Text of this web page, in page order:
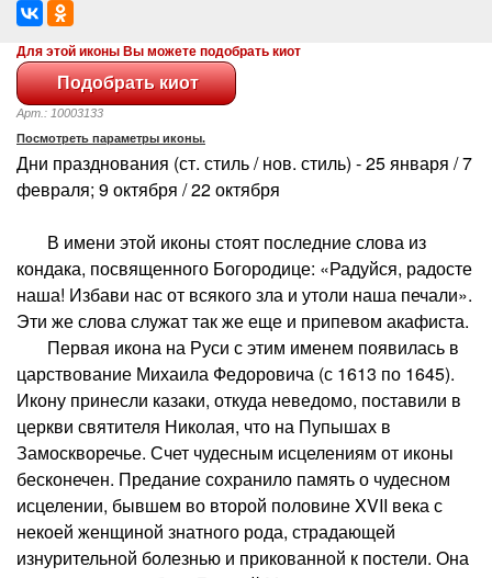
Для этой иконы Вы можете подобрать киот
Арт.: 10003133
Посмотреть параметры иконы.
Дни празднования (ст. стиль / нов. стиль) - 25 января / 7
февраля; 9 октября / 22 октября
В имени этой иконы стоят последние слова из
кондака, посвященного Богородице: «Радуйся, радосте
наша! Избави нас от всякого зла и утоли наша печали».
Эти же слова служат так же еще и припевом акафиста.
Первая икона на Руси с этим именем появилась в
царствование Михаила Федоровича (с 1613 по 1645).
Икону принесли казаки, откуда неведомо, поставили в
церкви святителя Николая, что на Пупышах в
Замоскворечье. Счет чудесным исцелениям от иконы
бесконечен. Предание сохранило память о чудесном
исцелении, бывшем во второй половине XVII века с
некоей женщиной знатного рода, страдающей
изнурительной болезнью и прикованной к постели. Она